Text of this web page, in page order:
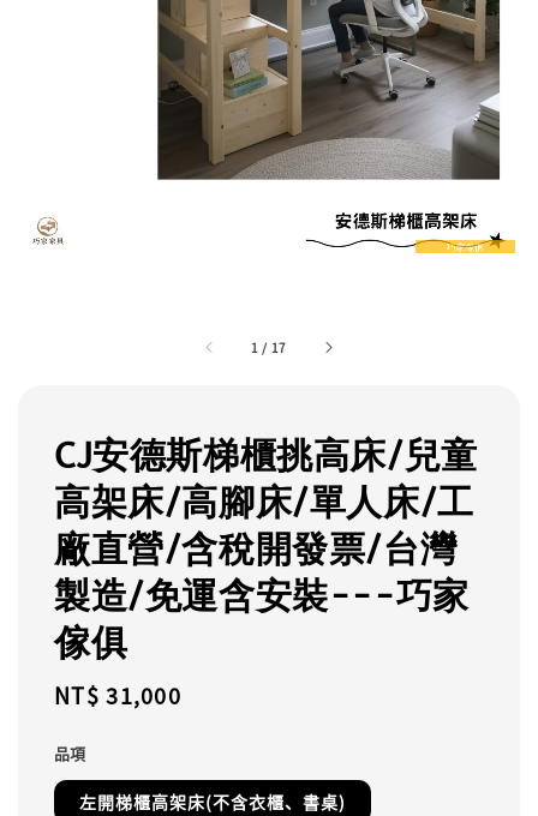
1 / 17
CJ安德斯梯櫃挑高床/兒童
高架床/高腳床/單人床/工
廠直營/含稅開發票/台灣
製造/免運含安裝---巧家
傢俱
Regular
NT$ 31,000
品項
左開梯櫃高架床(不含衣櫃、書桌)